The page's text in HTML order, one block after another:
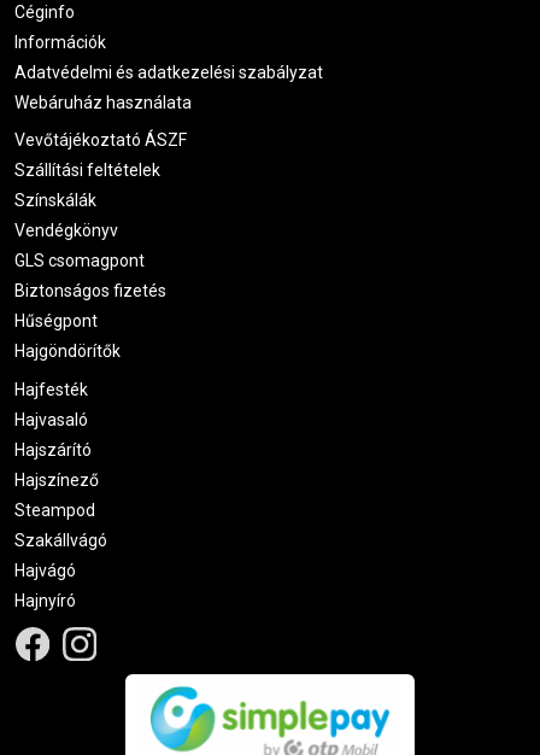
Céginfo
Információk
Adatvédelmi és adatkezelési szabályzat
Webáruház használata
Vevőtájékoztató ÁSZF
Szállítási feltételek
Színskálák
Vendégkönyv
GLS csomagpont
Biztonságos fizetés
Hűségpont
Hajgöndörítők
Hajfesték
Hajvasaló
Hajszárító
Hajszínező
Steampod
Szakállvágó
Hajvágó
Hajnyíró